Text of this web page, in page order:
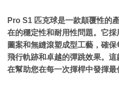
Pro S1 匹克球是一款顛覆性的
在的穩定性和耐用性問題。它
圖案和無縫滾塑成型工藝，確
飛行軌跡和卓越的彈跳效果。
在幫助您在每一次揮桿中發揮最